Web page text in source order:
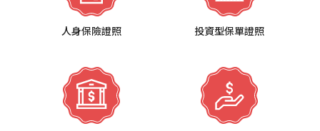
人身保險證照 投資型保單證照